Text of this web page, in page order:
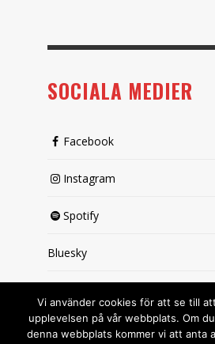
SOCIALA MEDIER
Facebook
Instagram
Spotify
Bluesky
Vi använder cookies för att se till
upplevelsen på vår webbplats. Om
denna webbplats kommer vi att anta